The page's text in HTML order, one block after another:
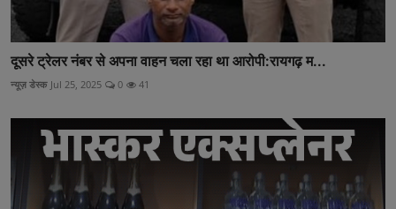
दूसरे ट्रेलर नंबर से अपना वाहन चला रहा था आरोपी:रायगढ़ म...
न्यूज़ डेस्क Jul 25, 2025 0 41